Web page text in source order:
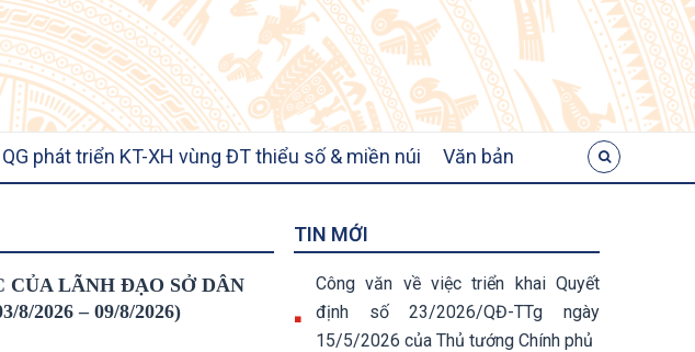
phát triển KT-XH vùng ĐT thiểu số & miền núi Văn bản
LÃNH ĐẠO SỞ DÂN
8/2026 – 09/8/2026)
TIN MỚI
Công văn về việc triển khai Quyết
định số 23/2026/QĐ-TTg ngày
15/5/2026 của Thủ tướng Chính phủ